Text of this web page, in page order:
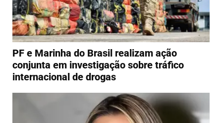
PF e Marinha do Brasil realizam ação
conjunta em investigação sobre tráfico
internacional de drogas